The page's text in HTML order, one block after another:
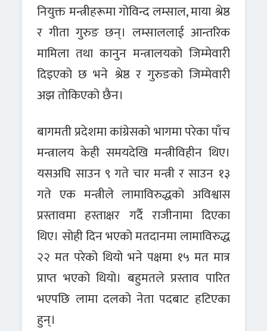
नियुक्त मन्त्रीहरूमा गोविन्द लम्साल, माया श्रेष्ठ
र गीता गुरुङ छन्। लम्साललाई आन्तरिक
मामिला तथा कानुन मन्त्रालयको जिम्मेवारी
दिइएको छ भने श्रेष्ठ र गुरुङको जिम्मेवारी
अझ तोकिएको छैन।
बागमती प्रदेशमा कांग्रेसको भागमा परेका पाँच
मन्त्रालय केही समयदेखि मन्त्रीविहीन थिए।
यसअघि साउन ९ गते चार मन्त्री र साउन १३
गते एक मन्त्रीले लामाविरुद्धको अविश्वास
प्रस्तावमा हस्ताक्षर गर्दै राजीनामा दिएका
थिए। सोही दिन भएको मतदानमा लामाविरुद्ध
२२ मत परेको थियो भने पक्षमा १५ मत मात्र
प्राप्त भएको थियो। बहुमतले प्रस्ताव पारित
भएपछि लामा दलको नेता पदबाट हटिएका
हुन्।